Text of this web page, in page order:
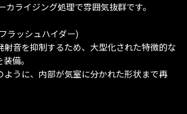
カライジング処理で雰囲気抜群です。
ラッシュハイダー)
射音を抑制するため、大型化された特徴的な
備。
ように、内部が気室に分かれた形状まで再